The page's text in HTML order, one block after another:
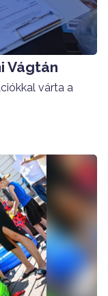
Vágtán
várta a